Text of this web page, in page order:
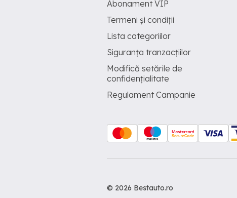
Abonament VIP
Termeni și condiții
Lista categoriilor
Siguranța tranzacțiilor
Modifică setările de
confidențialitate
Regulament Campanie
© 2026 Bestauto.ro